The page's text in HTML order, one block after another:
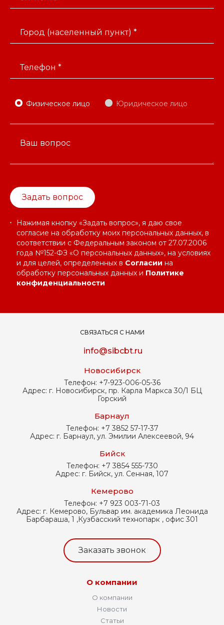
Город (населенный пункт) *
Телефон *
Физическое лицо Юридическое лицо
Ваш вопрос
Задать вопрос
Нажимая кнопку «Задать вопрос», я даю свое
согласие на обработку моих персональных данных, в
соответствии с Федеральным законом от 27.07.2006
года №152-ФЗ «О персональных данных», на условиях
и для целей, определенных в Согласии на
обработку персональных данных и Политике
конфиденциальности
СВЯЗАТЬСЯ С НАМИ
info@sibcbt.ru
Новосибирск
Телефон: +7-923-006-05-36
Адрес: г. Новосибирск, пр. Карла Маркса 30/1 БЦ
Горский
Барнаул
Телефон: +7 3852 57-17-37
Адрес: г. Барнаул, ул. Эмилии Алексеевой, 94
Бийск
Телефон: +7 3854 555-730
Адрес: г. Бийск, ул. Сенная, 107
Кемерово
Телефон: +7 923 003-71-03
Адрес: г. Кемерово, Бульвар им. академика Леонида
Барбараша, 1 ,Кузбасский технопарк , офис 301
Заказать звонок
О компании
О компании
Новости
Статьи